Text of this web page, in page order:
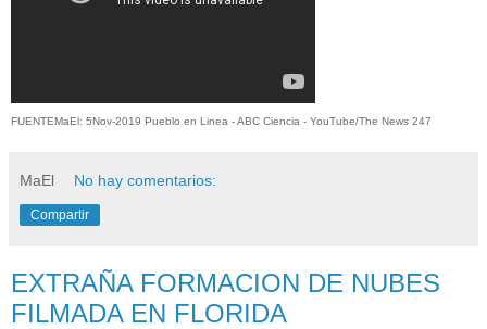
FUENTEMaEl: 5Nov-2019 Pueblo en Linea - ABC Ciencia - YouTube/The News 247
MaEl No hay comentarios:
Compartir
EXTRAÑA FORMACION DE NUBES
FILMADA EN FLORIDA